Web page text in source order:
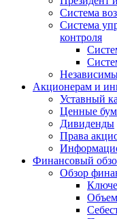
Система
Система
контроля
Акционерам и
Уставный
Ценные
Дивиденды
Права
Финансовый
Обзор